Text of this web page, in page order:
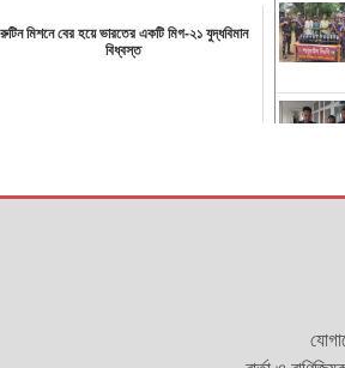
রুটিন মিশনে বের হয়ে ভারতের একটি মিগ-২১ যুদ্ধবিমান
বিধ্বস্ত